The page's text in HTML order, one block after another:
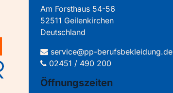
Am Forsthaus 54-56
52511 Geilenkirchen
Deutschland
service@pp-berufsbekleidung.de
02451 / 490 200
Öffnungszeiten